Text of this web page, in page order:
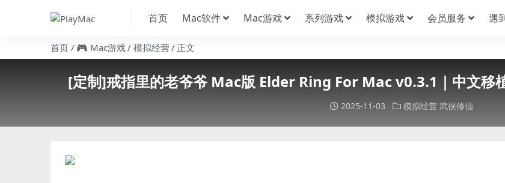
首页 Mac软件 Mac游戏 系列游戏 模拟游戏 会员服务 遇
首页 🎮 Mac游戏 模拟经营 正文
[定制]戒指里的老爷爷 Mac版 Elder Ring For Mac v0.3.1｜中文移
2025-11-03 模拟经营 武侠修仙